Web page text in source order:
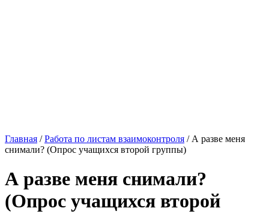
Главная /Работа по листам взаимоконтроля / А разве меня
снимали? (Опрос учащихся второй группы)
А разве меня снимали?
(Опрос учащихся второй